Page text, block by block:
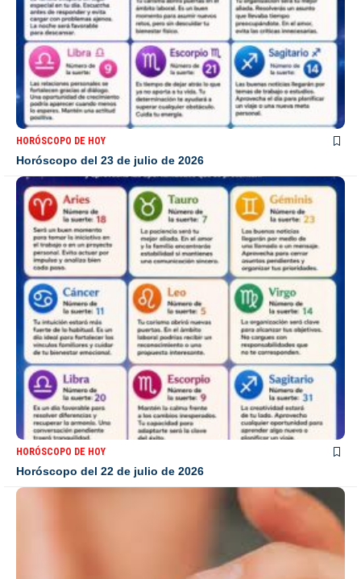
HORÓSCOPO DE HOY
Horóscopo del 23 de julio de 2026
HORÓSCOPO DE HOY
Horóscopo del 22 de julio de 2026